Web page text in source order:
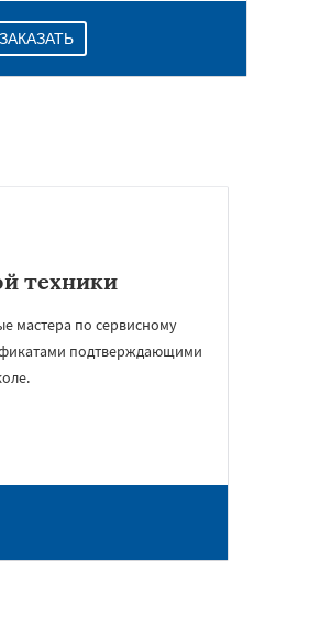
ЗАКАЗАТЬ
техники
мастера по сервисному
подтверждающими